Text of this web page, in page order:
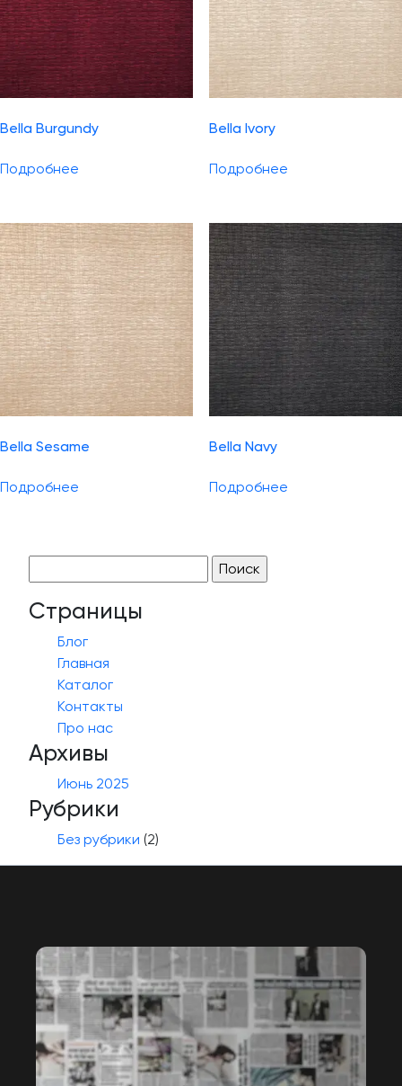
Bella Burgundy
Подробнее
Bella Ivory
Подробнее
Bella Sesame
Подробнее
Bella Navy
Подробнее
Страницы
Блог
Главная
Каталог
Контакты
Про нас
Архивы
Июнь 2025
Рубрики
Без рубрики (2)